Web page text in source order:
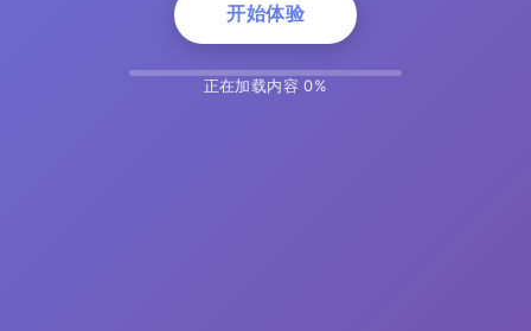
开始体验
正在加载内容 5%